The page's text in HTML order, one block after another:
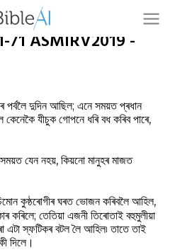
71 ASMIRV2019 -
পৰ্বলৈ দুদিন আছিল; এনে সময়ত প্ৰধান
যীচুক গোপনে ধৰি বধ কৰিব পাৰে,
যেন নহয়, কিয়নো মানুহৰ মাজত
কুষ্ঠৰোগীৰ ঘৰত ভোজন কৰিবলৈ আহিল,
তেতিয়া এজনী তিৰোতাই বহুমুলীয়া
এটা স্ফটিকৰ বটল লৈ আহিল৷ তাতে তাই
দিলে।